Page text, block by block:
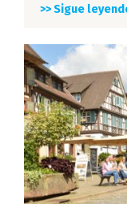
>> Sigue